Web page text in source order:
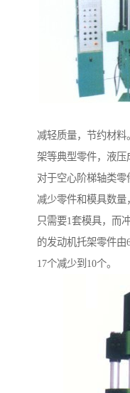
减轻质量，节约材
架等典型零件，液压
对于空心阶梯轴类零
减少零件和模具数
只需要1套模具，而
的发动机托架零件由
17个减少到10个。